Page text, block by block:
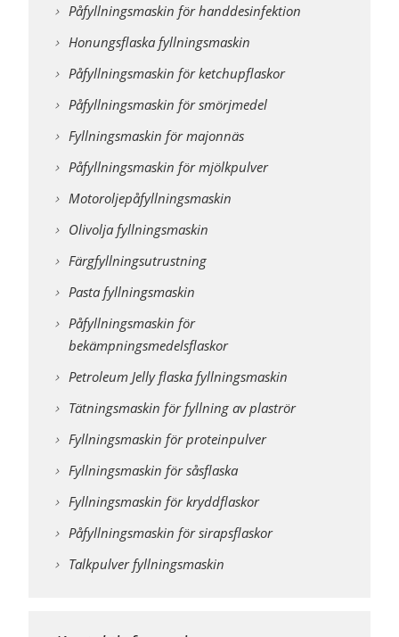
Påfyllningsmaskin för handdesinfektion
Honungsflaska fyllningsmaskin
Påfyllningsmaskin för ketchupflaskor
Påfyllningsmaskin för smörjmedel
Fyllningsmaskin för majonnäs
Påfyllningsmaskin för mjölkpulver
Motoroljepåfyllningsmaskin
Olivolja fyllningsmaskin
Färgfyllningsutrustning
Pasta fyllningsmaskin
Påfyllningsmaskin för
bekämpningsmedelsflaskor
Petroleum Jelly flaska fyllningsmaskin
Tätningsmaskin för fyllning av plaströr
Fyllningsmaskin för proteinpulver
Fyllningsmaskin för såsflaska
Fyllningsmaskin för kryddflaskor
Påfyllningsmaskin för sirapsflaskor
Talkpulver fyllningsmaskin